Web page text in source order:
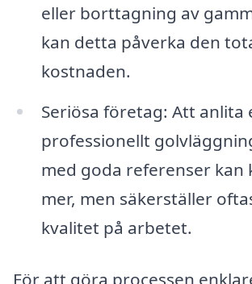
eller borttagning av
kan detta påverka den
kostnaden.
Seriösa företag: Att anlita
professionellt
med goda referenser kan
mer, men säkerställer
kvalitet på arbetet.
För att göra processen